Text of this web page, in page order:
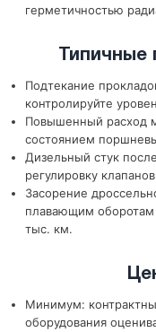
герметичностью
Подтекание
контролируйте
Повышенный расход
состоянием
Дизельный стук
регулировку
Засорение
плавающим
тыс. км.
Минимум:
оборудования